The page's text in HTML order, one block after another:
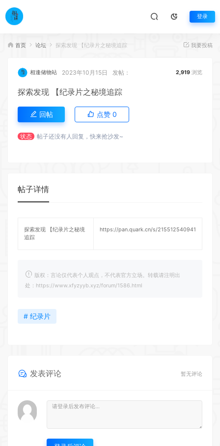
登录
首页 论坛 探索发现 【纪录片之秘境追踪 我要投稿
相逢储物站 2023年10月15日 发帖： 2,919 浏览
探索发现 【纪录片之秘境追踪
回帖 点赞 0
状态 帖子还没有人回复，快来抢沙发~
帖子详情
探索发现 【纪录片之秘境
追踪
https://pan.quark.cn/s/215512540941
版权：言论仅代表个人观点，不代表官方立场。转载请注明出
处：https://www.xfyzyyb.xyz/forum/1586.html
# 纪录片
发表评论 暂无评论